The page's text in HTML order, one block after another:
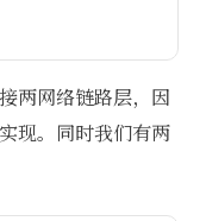
两网络链路层，因
现。同时我们有两